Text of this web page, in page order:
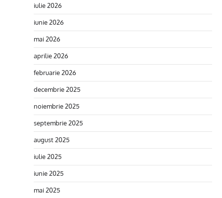
iulie 2026
iunie 2026
mai 2026
aprilie 2026
februarie 2026
decembrie 2025
noiembrie 2025
septembrie 2025
august 2025
iulie 2025
iunie 2025
mai 2025